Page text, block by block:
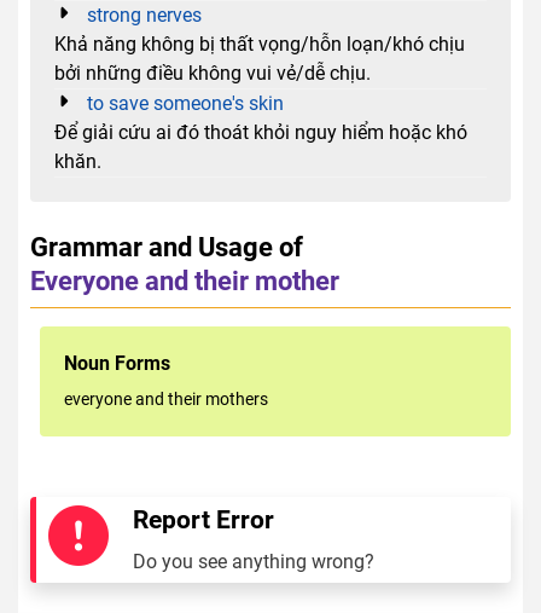
strong nerves
Khả năng không bị thất vọng/hỗn loạn/khó chịu
bởi những điều không vui vẻ/dễ chịu.
to save someone's skin
Để giải cứu ai đó thoát khỏi nguy hiểm hoặc khó
khăn.
Grammar and Usage of
Everyone and their mother
Noun Forms
everyone and their mothers
Report Error
Do you see anything wrong?